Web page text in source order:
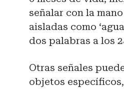
señalar con la
aisladas como
dos palabras a los
Otras señales
objetos